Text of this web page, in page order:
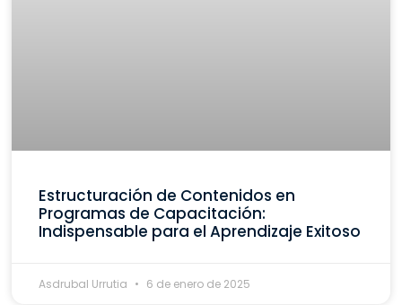
Estructuración de Contenidos en
Programas de Capacitación:
Indispensable para el Aprendizaje Exitoso
Asdrubal Urrutia 6 de enero de 2025